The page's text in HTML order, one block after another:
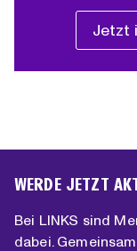
Jetzt
WERDE JETZT
Bei LINKS sind
dabei.